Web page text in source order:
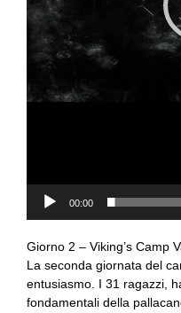
00:00
Giorno 2 – Viking’s Camp
La seconda giornata del
entusiasmo. I 31 ragazzi,
fondamentali della